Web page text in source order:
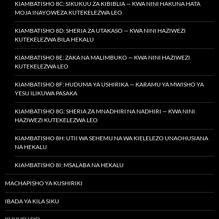
KIAMBATISHO 8C: SIKUKUU ZA KIBIBLIA — KWA NINI HAKUNA HATA
MOJA INAYOWEZA KUTEKELEZWA LEO
KIAMBATISHO 8D: SHERIA ZA UTAKASO — KWA NINI HAZIWEZI
KUTEKELEZWA BILA HEKALU
KIAMBATISHO 8E: ZAKA NA MALIMBUKO — KWA NINI HAZIWEZI
KUTEKELEZWA LEO
KIAMBATISHO 8F: HUDUMA YA USHIRIKA — KARAMU YA MWISHO YA
YESU ILIKUWA PASAKA
KIAMBATISHO 8G: SHERIA ZA MNADHIRI NA NADHIRI — KWA NINI
HAZIWEZI KUTEKELEZWA LEO
KIAMBATISHO 8H: UTII WA SEHEMU NA WA KIELELEZO UNAOHUSIANA
NA HEKALU
KIAMBATISHO 8I: MSALABA NA HEKALU
MACHAPISHO YA KUSHIRIKI
IBADA YA KILA SIKU